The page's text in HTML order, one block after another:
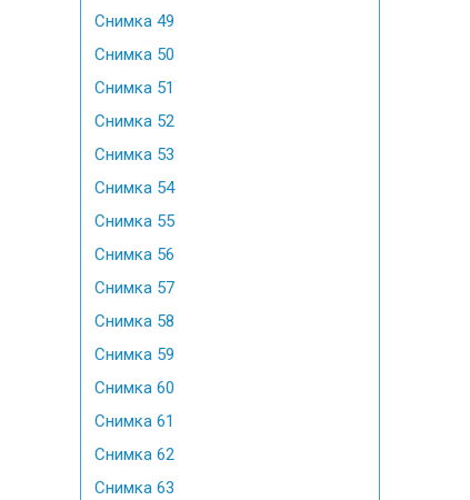
Снимка 49
Снимка 50
Снимка 51
Снимка 52
Снимка 53
Снимка 54
Снимка 55
Снимка 56
Снимка 57
Снимка 58
Снимка 59
Снимка 60
Снимка 61
Снимка 62
Снимка 63